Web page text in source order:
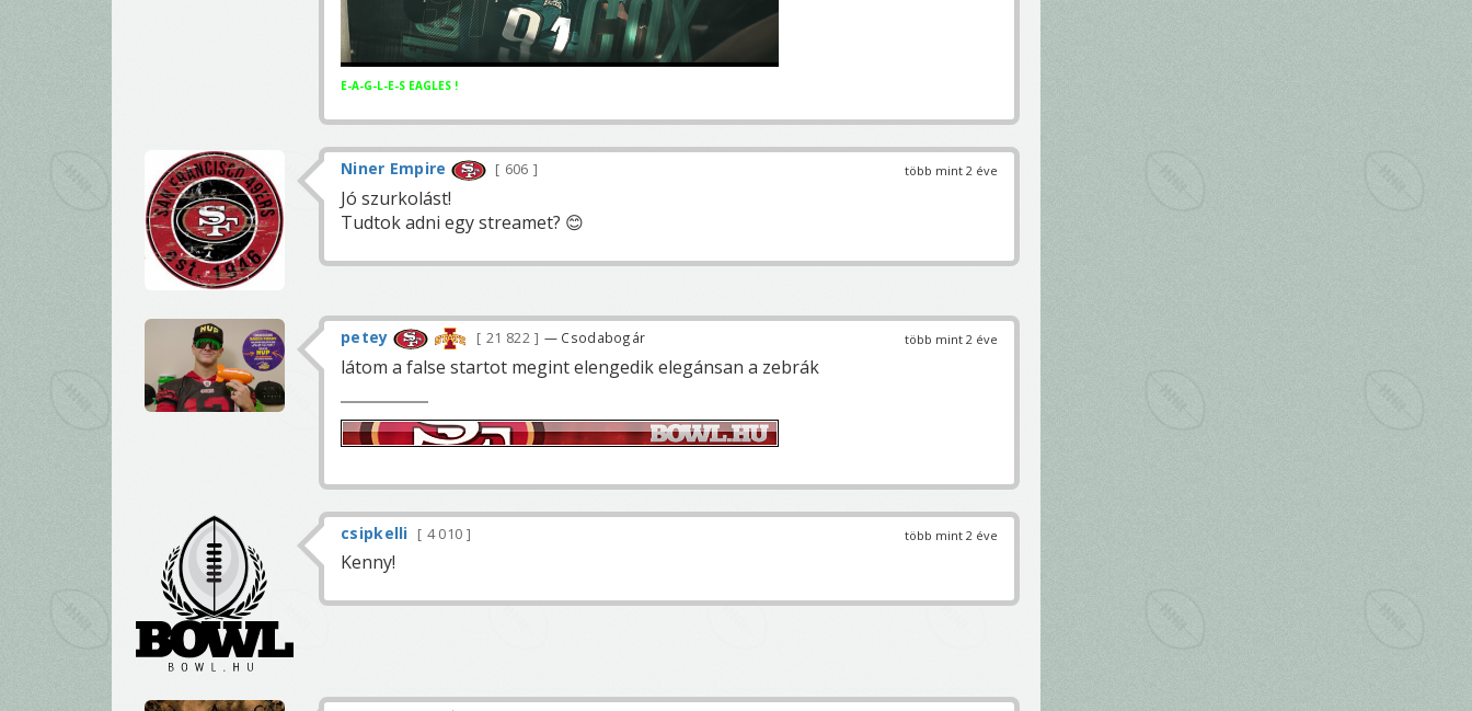
E-A-G-L-E-S EAGLES !
több mint 2 éve
Niner Empire 606
Jó szurkolást!
Tudtok adni egy streamet? 😊
több mint 2 éve
petey 21 822 — Csodabogár
látom a false startot megint elengedik elegánsan a zebrák
több mint 2 éve
csipkelli 4 010
Kenny!